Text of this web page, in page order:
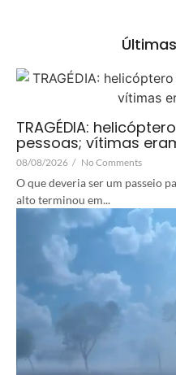
TRAGÉDIA:
pessoas; vítimas
08/08/2026 / No Comments
O que deveria ser um passeio
alto terminou em...